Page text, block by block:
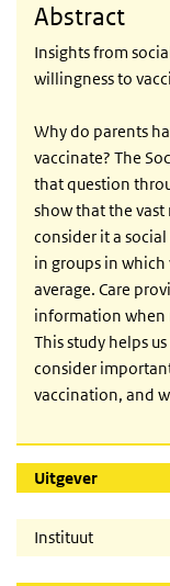
Abstract
Insights from
willingness to
Why do parents
vaccinate? The
that question
show that the
consider it a
in groups in
average. Care
information when
This study helps
consider
vaccination, and
Uitgever
Instituut